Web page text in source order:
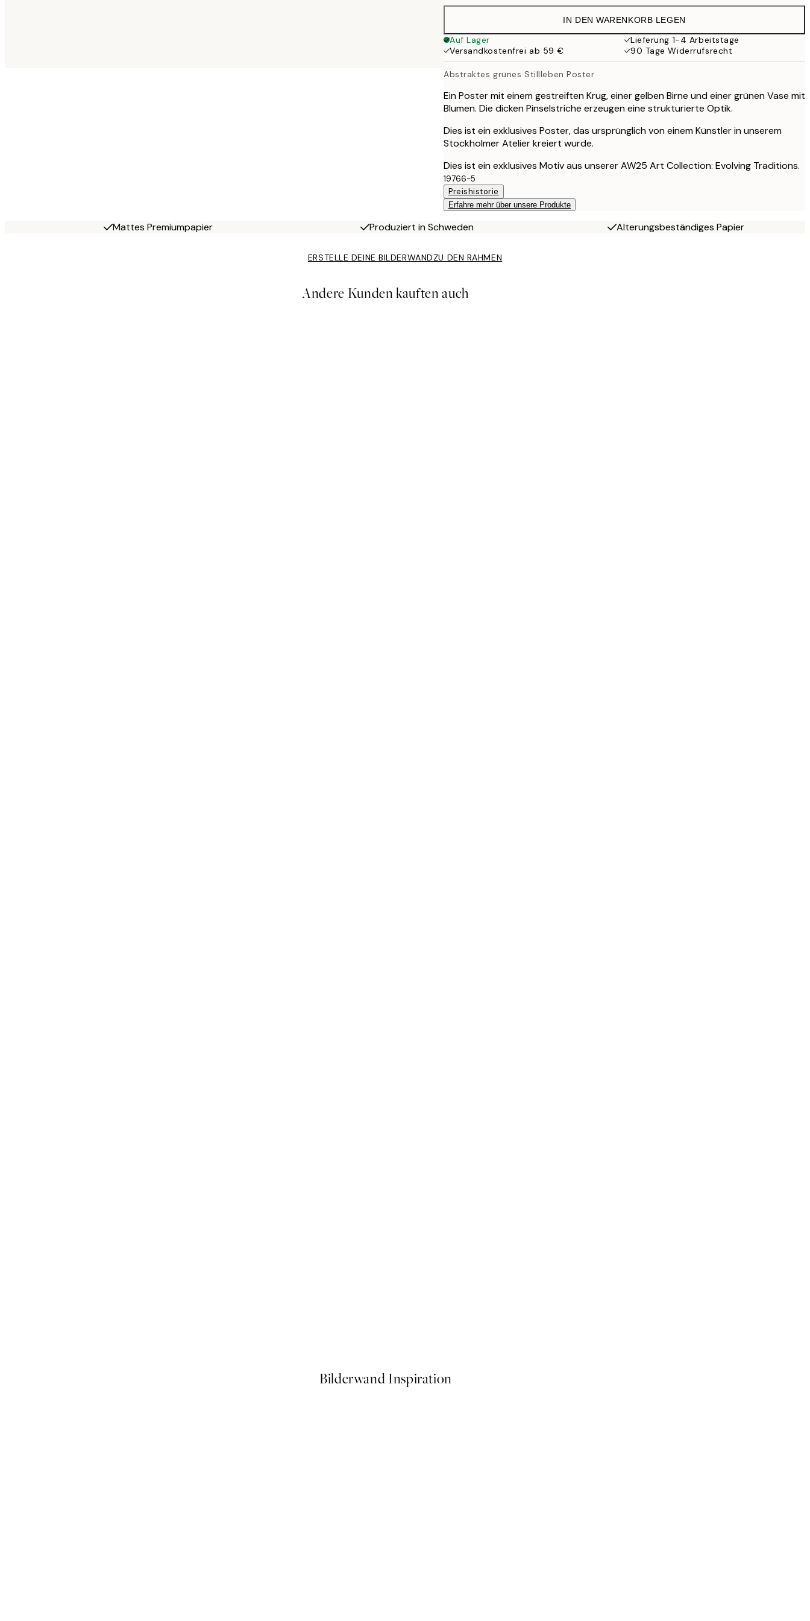
41,95 €
54,45 €
IN DEN WARENKORB LEGEN
Auf Lager
Lieferung 1-4 Arbeitstage
Versandkostenfrei ab 59 €
90 Tage Widerrufsrecht
Abstraktes grünes Stillleben Poster
Ein Poster mit einem gestreiften Krug, einer gelben Birne und einer grünen Vase mit
Blumen. Die dicken Pinselstriche erzeugen eine strukturierte Optik.
Dies ist ein exklusives Poster, das ursprünglich von einem Künstler in unserem
Stockholmer Atelier kreiert wurde.
Dies ist ein exklusives Motiv aus unserer AW25 Art Collection: Evolving Traditions.
19766-5
Preishistorie
Erfahre mehr über unsere Produkte
Mattes Premiumpapier Produziert in Schweden Alterungsbeständiges Papier
ERSTELLE DEINE BILDERWANDZU DEN RAHMEN
Andere Kunden kauften auch
Bilderwand Inspiration